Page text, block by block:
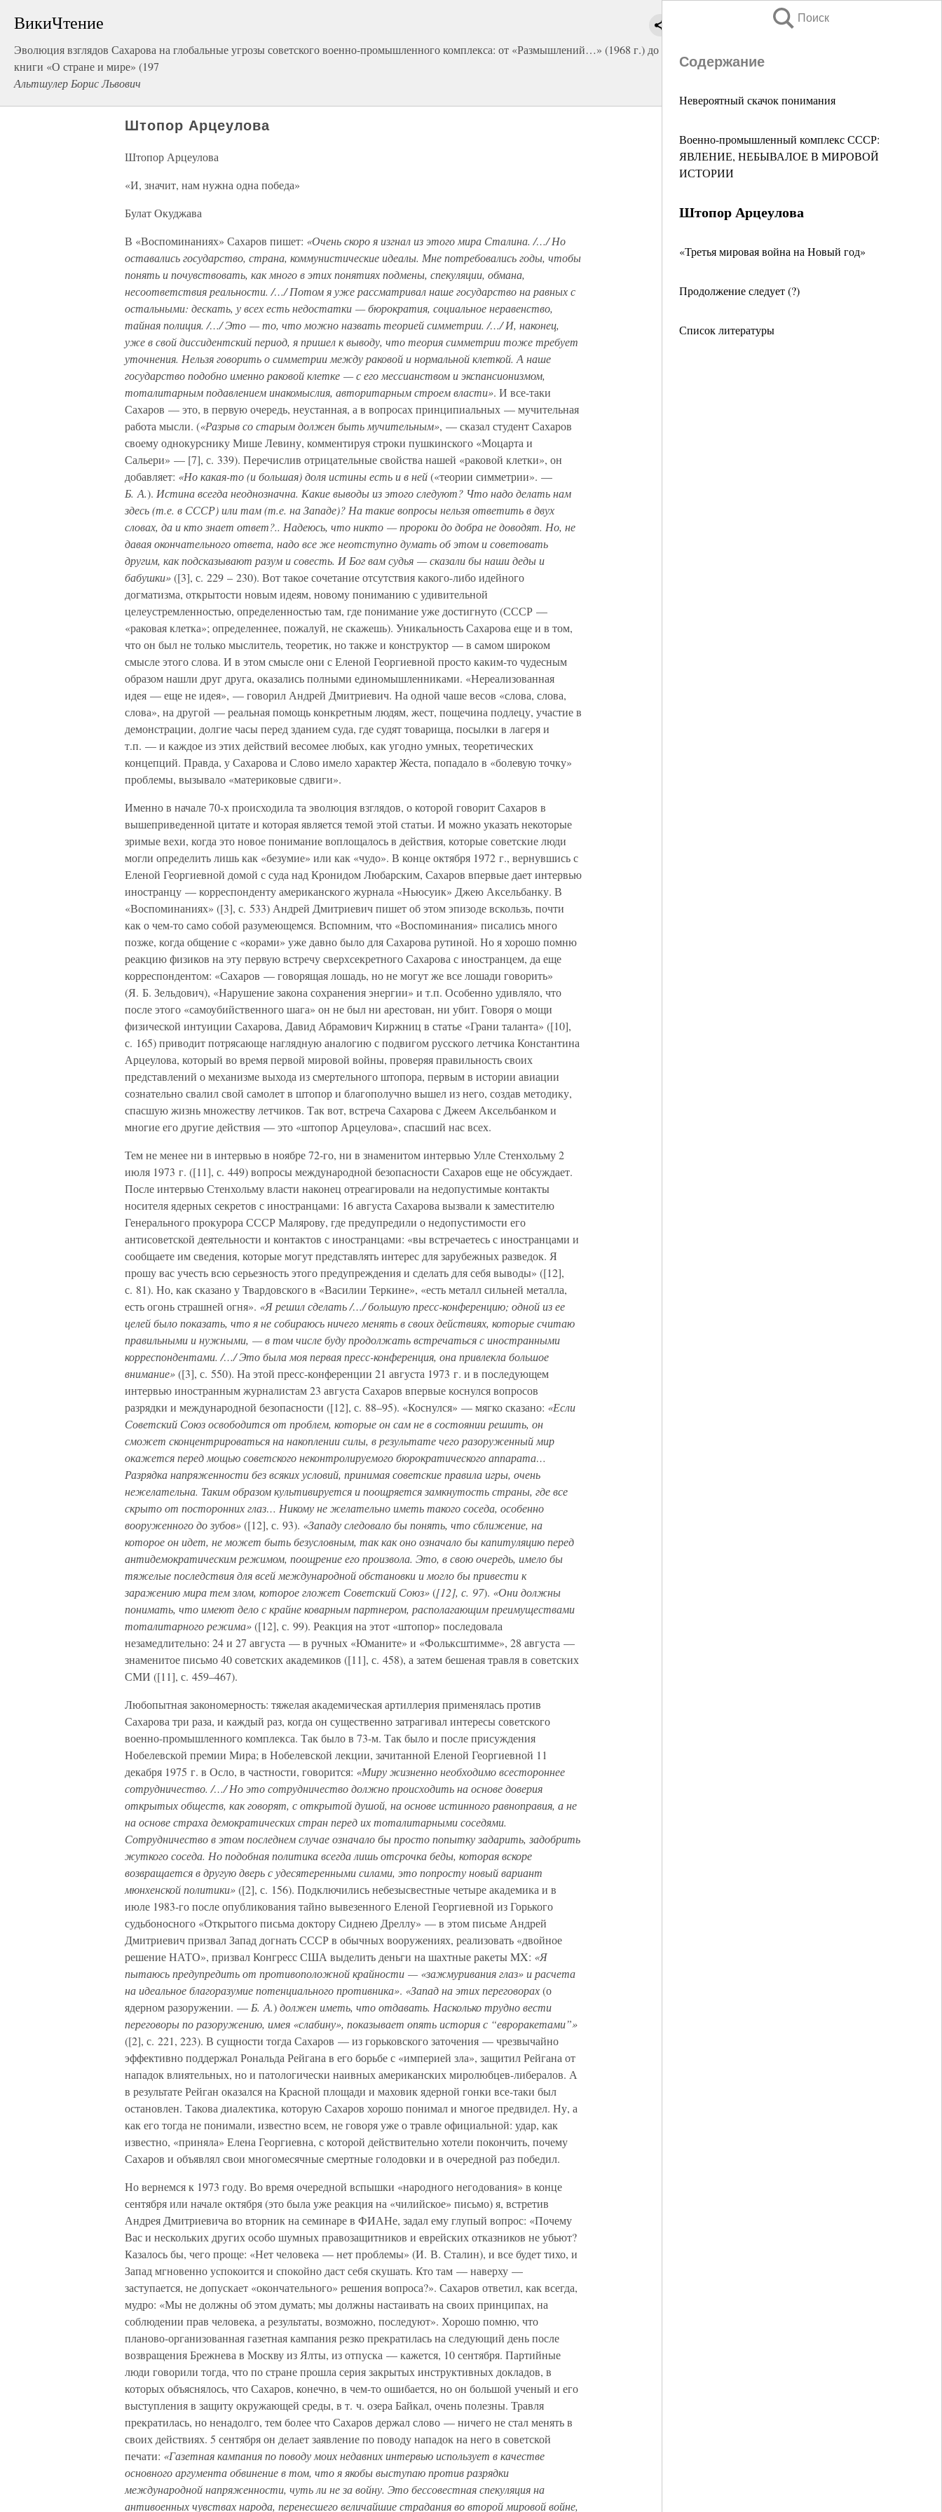
ВикиЧтение
Эволюция взглядов Сахарова на глобальные угрозы советского военно-промышленного комплекса: от «Размышлений…» (1968 г.) до
книги «О стране и мире» (197
Альтшулер Борис Львович
Поиск
Содержание
Невероятный скачок понимания
Военно-промышленный комплекс СССР:
ЯВЛЕНИЕ, НЕБЫВАЛОЕ В МИРОВОЙ
ИСТОРИИ
Штопор Арцеулова
«Третья мировая война на Новый год»
Продолжение следует (?)
Список литературы
Штопор Арцеулова
Штопор Арцеулова
«И, значит, нам нужна одна победа»
Булат Окуджава
В «Воспоминаниях» Сахаров пишет: «Очень скоро я изгнал из этого мира Сталина. /…/ Но
оставались государство, страна, коммунистические идеалы. Мне потребовались годы, чтобы
понять и почувствовать, как много в этих понятиях подмены, спекуляции, обмана,
несоответствия реальности. /…/ Потом я уже рассматривал наше государство на равных с
остальными: дескать, у всех есть недостатки — бюрократия, социальное неравенство,
тайная полиция. /…/ Это — то, что можно назвать теорией симметрии. /…/ И, наконец,
уже в свой диссидентский период, я пришел к выводу, что теория симметрии тоже требует
уточнения. Нельзя говорить о симметрии между раковой и нормальной клеткой. А наше
государство подобно именно раковой клетке — с его мессианством и экспансионизмом,
тоталитарным подавлением инакомыслия, авторитарным строем власти». И все-таки
Сахаров — это, в первую очередь, неустанная, а в вопросах принципиальных — мучительная
работа мысли. («Разрыв со старым должен быть мучительным», — сказал студент Сахаров
своему однокурснику Мише Левину, комментируя строки пушкинского «Моцарта и
Сальери» — [7], с. 339). Перечислив отрицательные свойства нашей «раковой клетки», он
добавляет: «Но какая-то (и большая) доля истины есть и в ней(«теории симметрии». —
Б. А.). Истина всегда неоднозначна. Какие выводы из этого следуют? Что надо делать нам
здесь (т.е. в СССР) или там (т.е. на Западе)? На такие вопросы нельзя ответить в двух
словах, да и кто знает ответ?.. Надеюсь, что никто — пророки до добра не доводят. Но, не
давая окончательного ответа, надо все же неотступно думать об этом и советовать
другим, как подсказывают разум и совесть. И Бог вам судья — сказали бы наши деды и
бабушки»([3], с. 229 – 230). Вот такое сочетание отсутствия какого-либо идейного
догматизма, открытости новым идеям, новому пониманию с удивительной
целеустремленностью, определенностью там, где понимание уже достигнуто (СССР —
«раковая клетка»; определеннее, пожалуй, не скажешь). Уникальность Сахарова еще и в том,
что он был не только мыслитель, теоретик, но также и конструктор — в самом широком
смысле этого слова. И в этом смысле они с Еленой Георгиевной просто каким-то чудесным
образом нашли друг друга, оказались полными единомышленниками. «Нереализованная
идея — еще не идея», — говорил Андрей Дмитриевич. На одной чаше весов «слова, слова,
слова», на другой — реальная помощь конкретным людям, жест, пощечина подлецу, участие в
демонстрации, долгие часы перед зданием суда, где судят товарища, посылки в лагеря и
т.п. — и каждое из этих действий весомее любых, как угодно умных, теоретических
концепций. Правда, у Сахарова и Слово имело характер Жеста, попадало в «болевую точку»
проблемы, вызывало «материковые сдвиги».
Именно в начале 70-х происходила та эволюция взглядов, о которой говорит Сахаров в
вышеприведенной цитате и которая является темой этой статьи. И можно указать некоторые
зримые вехи, когда это новое понимание воплощалось в действия, которые советские люди
могли определить лишь как «безумие» или как «чудо». В конце октября 1972 г., вернувшись с
Еленой Георгиевной домой с суда над Кронидом Любарским, Сахаров впервые дает интервью
иностранцу — корреспонденту американского журнала «Ньюсуик» Джею Аксельбанку. В
«Воспоминаниях» ([3], с. 533) Андрей Дмитриевич пишет об этом эпизоде вскользь, почти
как о чем-то само собой разумеющемся. Вспомним, что «Воспоминания» писались много
позже, когда общение с «корами» уже давно было для Сахарова рутиной. Но я хорошо помню
реакцию физиков на эту первую встречу сверхсекретного Сахарова с иностранцем, да еще
корреспондентом: «Сахаров — говорящая лошадь, но не могут же все лошади говорить»
(Я. Б. Зельдович), «Нарушение закона сохранения энергии» и т.п. Особенно удивляло, что
после этого «самоубийственного шага» он не был ни арестован, ни убит. Говоря о мощи
физической интуиции Сахарова, Давид Абрамович Киржниц в статье «Грани таланта» ([10],
с. 165) приводит потрясающе наглядную аналогию с подвигом русского летчика Константина
Арцеулова, который во время первой мировой войны, проверяя правильность своих
представлений о механизме выхода из смертельного штопора, первым в истории авиации
сознательно свалил свой самолет в штопор и благополучно вышел из него, создав методику,
спасшую жизнь множеству летчиков. Так вот, встреча Сахарова с Джеем Аксельбанком и
многие его другие действия — это «штопор Арцеулова», спасший нас всех.
Тем не менее ни в интервью в ноябре 72-го, ни в знаменитом интервью Улле Стенхольму 2
июля 1973 г. ([11], с. 449) вопросы международной безопасности Сахаров еще не обсуждает.
После интервью Стенхольму власти наконец отреагировали на недопустимые контакты
носителя ядерных секретов с иностранцами: 16 августа Сахарова вызвали к заместителю
Генерального прокурора СССР Малярову, где предупредили о недопустимости его
антисоветской деятельности и контактов с иностранцами: «вы встречаетесь с иностранцами и
сообщаете им сведения, которые могут представлять интерес для зарубежных разведок. Я
прошу вас учесть всю серьезность этого предупреждения и сделать для себя выводы» ([12],
с. 81). Но, как сказано у Твардовского в «Василии Теркине», «есть металл сильней металла,
есть огонь страшней огня». «Я решил сделать /…/ большую пресс-конференцию; одной из ее
целей было показать, что я не собираюсь ничего менять в своих действиях, которые считаю
правильными и нужными, — в том числе буду продолжать встречаться с иностранными
корреспондентами. /…/ Это была моя первая пресс-конференция, она привлекла большое
внимание»([3], с. 550). На этой пресс-конференции 21 августа 1973 г. и в последующем
интервью иностранным журналистам 23 августа Сахаров впервые коснулся вопросов
разрядки и международной безопасности ([12], с. 88–95). «Коснулся» — мягко сказано: «Если
Советский Союз освободится от проблем, которые он сам не в состоянии решить, он
сможет сконцентрироваться на накоплении силы, в результате чего разоруженный мир
окажется перед мощью советского неконтролируемого бюрократического аппарата…
Разрядка напряженности без всяких условий, принимая советские правила игры, очень
нежелательна. Таким образом культивируется и поощряется замкнутость страны, где все
скрыто от посторонних глаз… Никому не желательно иметь такого соседа, особенно
вооруженного до зубов»([12], с. 93). «Западу следовало бы понять, что сближение, на
которое он идет, не может быть безусловным, так как оно означало бы капитуляцию перед
антидемократическим режимом, поощрение его произвола. Это, в свою очередь, имело бы
тяжелые последствия для всей международной обстановки и могло бы привести к
заражению мира тем злом, которое гложет Советский Союз»([12], с. 97). «Они должны
понимать, что имеют дело с крайне коварным партнером, располагающим преимуществами
тоталитарного режима»([12], с. 99). Реакция на этот «штопор» последовала
незамедлительно: 24 и 27 августа — в ручных «Юманите» и «Фольксштимме», 28 августа —
знаменитое письмо 40 советских академиков ([11], с. 458), а затем бешеная травля в советских
СМИ ([11], с. 459–467).
Любопытная закономерность: тяжелая академическая артиллерия применялась против
Сахарова три раза, и каждый раз, когда он существенно затрагивал интересы советского
военно-промышленного комплекса. Так было в 73-м. Так было и после присуждения
Нобелевской премии Мира; в Нобелевской лекции, зачитанной Еленой Георгиевной 11
декабря 1975 г. в Осло, в частности, говорится: «Миру жизненно необходимо всестороннее
сотрудничество. /…/ Но это сотрудничество должно происходить на основе доверия
открытых обществ, как говорят, с открытой душой, на основе истинного равноправия, а не
на основе страха демократических стран перед их тоталитарными соседями.
Сотрудничество в этом последнем случае означало бы просто попытку задарить, задобрить
жуткого соседа. Но подобная политика всегда лишь отсрочка беды, которая вскоре
возвращается в другую дверь с удесятеренными силами, это попросту новый вариант
мюнхенской политики»([2], с. 156). Подключились небезысвестные четыре академика и в
июле 1983-го после опубликования тайно вывезенного Еленой Георгиевной из Горького
судьбоносного «Открытого письма доктору Сиднею Дреллу» — в этом письме Андрей
Дмитриевич призвал Запад догнать СССР в обычных вооружениях, реализовать «двойное
решение НАТО», призвал Конгресс США выделить деньги на шахтные ракеты MX: «Я
пытаюсь предупредить от противоположной крайности — «зажмуривания глаз» и расчета
на идеальное благоразумие потенциального противника». «Запад на этих переговорах(о
ядерном разоружении. — Б. А.)должен иметь, что отдавать. Насколько трудно вести
переговоры по разоружению, имея «слабину», показывает опять история с “евроракетами”»
([2], с. 221, 223). В сущности тогда Сахаров — из горьковского заточения — чрезвычайно
эффективно поддержал Рональда Рейгана в его борьбе с «империей зла», защитил Рейгана от
нападок влиятельных, но и патологически наивных американских миролюбцев-либералов. А
в результате Рейган оказался на Красной площади и маховик ядерной гонки все-таки был
остановлен. Такова диалектика, которую Сахаров хорошо понимал и многое предвидел. Ну, а
как его тогда не понимали, известно всем, не говоря уже о травле официальной: удар, как
известно, «приняла» Елена Георгиевна, с которой действительно хотели покончить, почему
Сахаров и объявлял свои многомесячные смертные голодовки и в очередной раз победил.
Но вернемся к 1973 году. Во время очередной вспышки «народного негодования» в конце
сентября или начале октября (это была уже реакция на «чилийское» письмо) я, встретив
Андрея Дмитриевича во вторник на семинаре в ФИАНе, задал ему глупый вопрос: «Почему
Вас и нескольких других особо шумных правозащитников и еврейских отказников не убьют?
Казалось бы, чего проще: «Нет человека — нет проблемы» (И. В. Сталин), и все будет тихо, и
Запад мгновенно успокоится и спокойно даст себя скушать. Кто там — наверху —
заступается, не допускает «окончательного» решения вопроса?». Сахаров ответил, как всегда,
мудро: «Мы не должны об этом думать; мы должны настаивать на своих принципах, на
соблюдении прав человека, а результаты, возможно, последуют». Хорошо помню, что
планово-организованная газетная кампания резко прекратилась на следующий день после
возвращения Брежнева в Москву из Ялты, из отпуска — кажется, 10 сентября. Партийные
люди говорили тогда, что по стране прошла серия закрытых инструктивных докладов, в
которых объяснялось, что Сахаров, конечно, в чем-то ошибается, но он большой ученый и его
выступления в защиту окружающей среды, в т. ч. озера Байкал, очень полезны. Травля
прекратилась, но ненадолго, тем более что Сахаров держал слово — ничего не стал менять в
своих действиях. 5 сентября он делает заявление по поводу нападок на него в советской
печати: «Газетная кампания по поводу моих недавних интервью использует в качестве
основного аргумента обвинение в том, что я якобы выступаю против разрядки
международной напряженности, чуть ли не за войну. Это бессовестная спекуляция на
антивоенных чувствах народа, перенесшего величайшие страдания во второй мировой войне,